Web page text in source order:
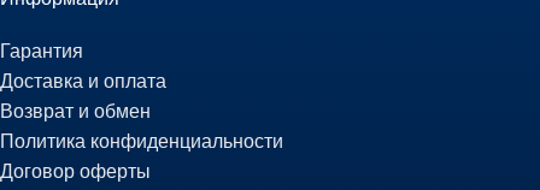
Гарантия
Доставка и оплата
Возврат и обмен
Политика конфиденциальности
Договор оферты